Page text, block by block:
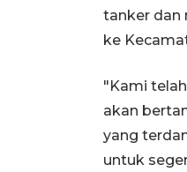
tanker dan
ke
"Kami
akan
yang
untuk